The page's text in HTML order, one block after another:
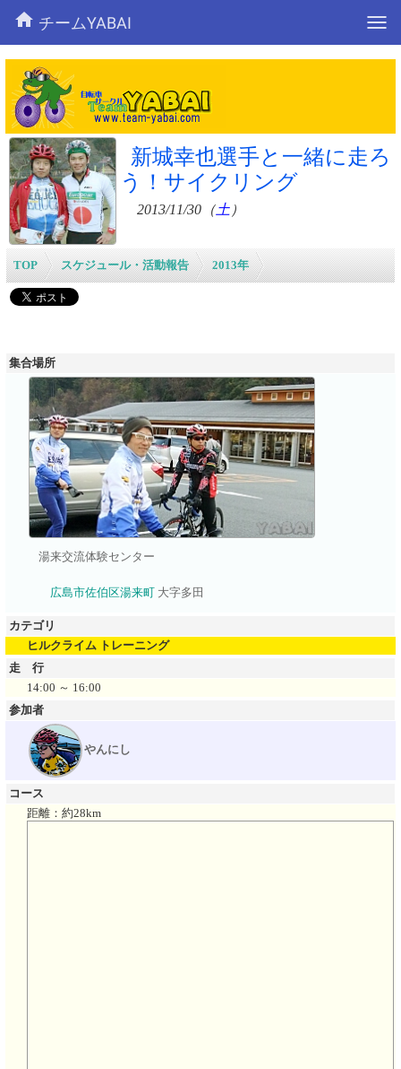
メ
チームYABAI
新城幸也選手と一緒に走ろ
う！サイクリング
2013/11/30（土 ）
TOP >スケジュール・活動報告 >2013年 >
新城幸也選手と一緒に走ろう！サイクリング
集合場所
湯来交流体験センター
広島市佐伯区湯来町大字多田
カテゴリ
ヒルクライム トレーニング
走 行
14:00 ～ 16:00
参加者
やんにし
コース
距離：約28km